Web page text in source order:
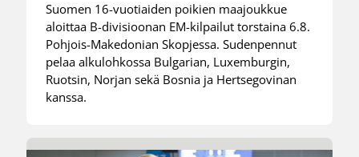
Suomen 16-vuotiaiden poikien maajoukkue
aloittaa B-divisioonan EM-kilpailut torstaina 6.8.
Pohjois-Makedonian Skopjessa. Sudenpennut
pelaa alkulohkossa Bulgarian, Luxemburgin,
Ruotsin, Norjan sekä Bosnia ja Hertsegovinan
kanssa.